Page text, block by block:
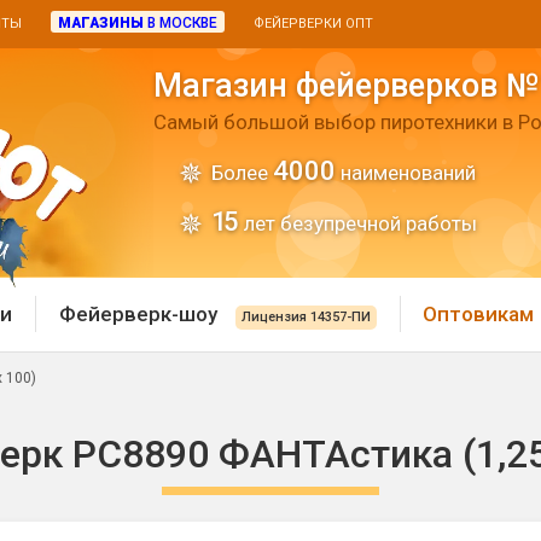
МАГАЗИНЫ В МОСКВЕ ФЕЙЕРВЕРКИ ОПТ
Магазин фейерверков
Самый большой выбор пиротехники в
Более 4000 наименований
15 лет безупречной работы
Хлопушки и
Фейерверк-шоу Лицензия 14357-ПИ Оптовикам
100)
РС8890 ФАНТАстика